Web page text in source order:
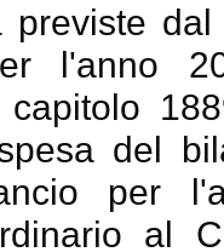
previste
l'anno
del
per
al